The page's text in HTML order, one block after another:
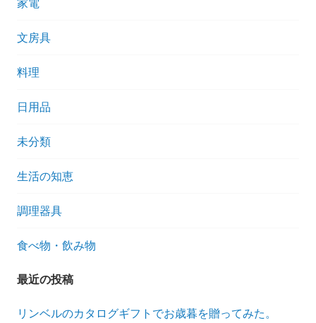
家電
文房具
料理
日用品
未分類
生活の知恵
調理器具
食べ物・飲み物
最近の投稿
リンベルのカタログギフトでお歳暮を贈ってみた。